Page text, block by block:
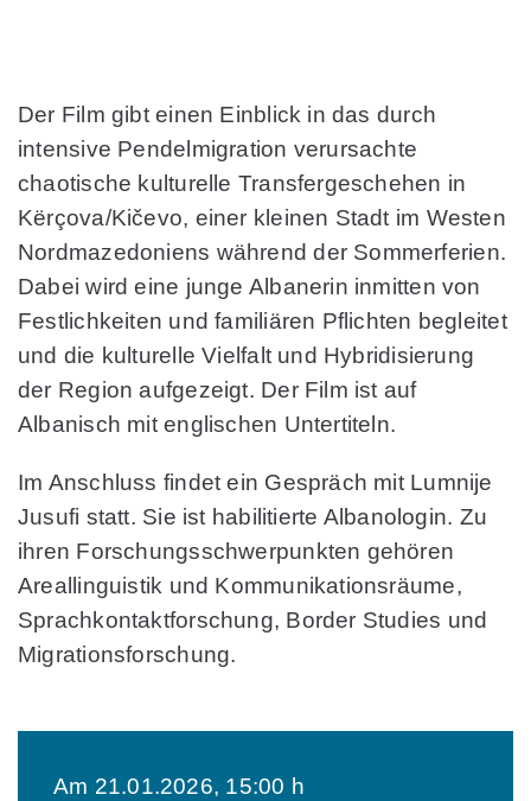
Der Film gibt einen Einblick in das durch
intensive Pendelmigration verursachte
chaotische kulturelle Transfergeschehen in
Kërçova/Kičevo, einer kleinen Stadt im Westen
Nordmazedoniens während der Sommerferien.
Dabei wird eine junge Albanerin inmitten von
Festlichkeiten und familiären Pflichten begleitet
und die kulturelle Vielfalt und Hybridisierung
der Region aufgezeigt. Der Film ist auf
Albanisch mit englischen Untertiteln.
Im Anschluss findet ein Gespräch mit Lumnije
Jusufi statt. Sie ist habilitierte Albanologin. Zu
ihren Forschungsschwerpunkten gehören
Areallinguistik und Kommunikationsräume,
Sprachkontaktforschung, Border Studies und
Migrationsforschung.
Am 21.01.2026, 15:00 h